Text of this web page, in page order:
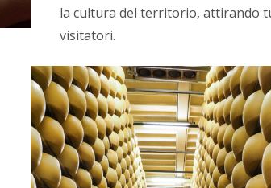
la cultura del territorio, attirando
visitatori.